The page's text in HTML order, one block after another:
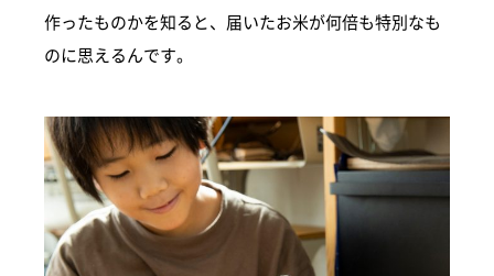
作ったものかを知ると、届いたお米が何倍も特別なも
のに思えるんです。